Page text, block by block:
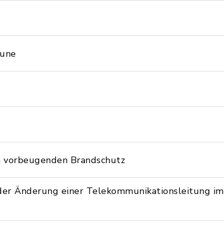
Brandschutz
Änderung einer Telekommunikationsleitung im